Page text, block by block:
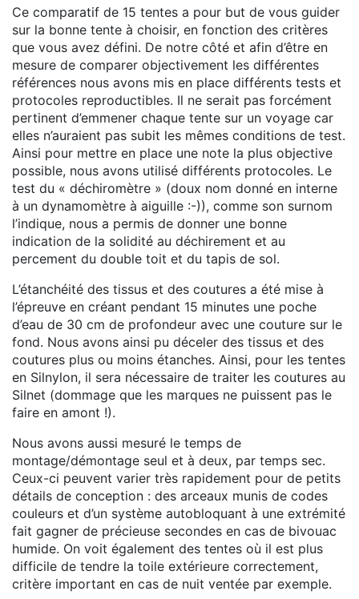
Ce comparatif de 15 tentes a pour but de vous guider
sur la bonne tente à choisir, en fonction des critères
que vous avez défini. De notre côté et afin d’être en
mesure de comparer objectivement les différentes
références nous avons mis en place différents tests et
protocoles reproductibles. Il ne serait pas forcément
pertinent d’emmener chaque tente sur un voyage car
elles n’auraient pas subit les mêmes conditions de test.
Ainsi pour mettre en place une note la plus objective
possible, nous avons utilisé différents protocoles. Le
test du « déchiromètre » (doux nom donné en interne
à un dynamomètre à aiguille :-)), comme son surnom
l’indique, nous a permis de donner une bonne
indication de la solidité au déchirement et au
percement du double toit et du tapis de sol.
L’étanchéité des tissus et des coutures a été mise à
l’épreuve en créant pendant 15 minutes une poche
d’eau de 30 cm de profondeur avec une couture sur le
fond. Nous avons ainsi pu déceler des tissus et des
coutures plus ou moins étanches. Ainsi, pour les tentes
en Silnylon, il sera nécessaire de traiter les coutures au
Silnet (dommage que les marques ne puissent pas le
faire en amont !).
Nous avons aussi mesuré le temps de
montage/démontage seul et à deux, par temps sec.
Ceux-ci peuvent varier très rapidement pour de petits
détails de conception : des arceaux munis de codes
couleurs et d’un système autobloquant à une extrémité
fait gagner de précieuse secondes en cas de bivouac
humide. On voit également des tentes où il est plus
difficile de tendre la toile extérieure correctement,
critère important en cas de nuit ventée par exemple.